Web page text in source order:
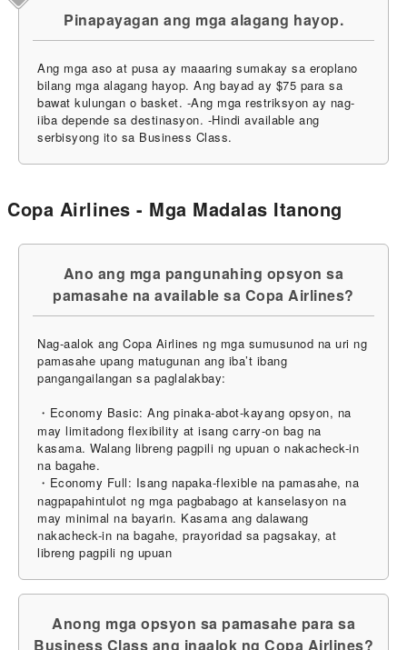
Pinapayagan ang mga alagang hayop.
Ang mga aso at pusa ay maaaring sumakay sa eroplano
bilang mga alagang hayop. Ang bayad ay $75 para sa
bawat kulungan o basket. -Ang mga restriksyon ay nag-
iiba depende sa destinasyon. -Hindi available ang
serbisyong ito sa Business Class.
Copa Airlines - Mga Madalas Itanong
Ano ang mga pangunahing opsyon sa
pamasahe na available sa Copa Airlines?
Nag-aalok ang Copa Airlines ng mga sumusunod na uri ng
pamasahe upang matugunan ang iba’t ibang
pangangailangan sa paglalakbay:
・Economy Basic: Ang pinaka-abot-kayang opsyon, na
may limitadong flexibility at isang carry-on bag na
kasama. Walang libreng pagpili ng upuan o nakacheck-in
na bagahe.
・Economy Full: Isang napaka-flexible na pamasahe, na
nagpapahintulot ng mga pagbabago at kanselasyon na
may minimal na bayarin. Kasama ang dalawang
nakacheck-in na bagahe, prayoridad sa pagsakay, at
libreng pagpili ng upuan
Anong mga opsyon sa pamasahe para sa
Business Class ang inaalok ng Copa Airlines?